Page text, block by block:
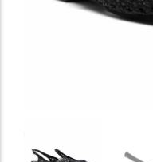
SANDALES PLATES &